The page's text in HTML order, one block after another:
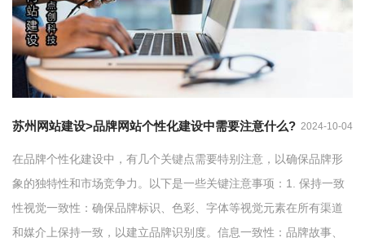
苏州网站建设>品牌网站个性化建设中需要注意什么? 2024-10-04
在品牌个性化建设中，有几个关键点需要特别注意，以确保品牌形
象的独特性和市场竞争力。以下是一些关键注意事项：1. 保持一致
性视觉一致性：确保品牌标识、色彩、字体等视觉元素在所有渠道
和媒介上保持一致，以建立品牌识别度。信息一致性：品牌故事、